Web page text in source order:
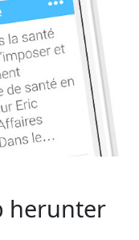
herunter